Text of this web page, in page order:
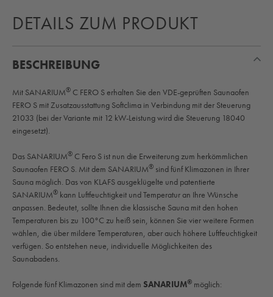
DETAILS ZUM PRODUKT
BESCHREIBUNG
Mit SANARIUM® C FERO S erhalten Sie den VDE-geprüften Saunaofen
FERO S mit Zusatzausstattung Softclima in Verbindung mit der Steuerung
21033 (bei der Variante mit 12 kW-Leistung wird die Steuerung 18040
eingesetzt).
Das SANARIUM® C Fero S ist nun die Erweiterung zum herkömmlichen
Saunaofen FERO S. Mit dem SANARIUM® sind fünf Klimazonen in Ihrer
Sauna möglich. Das von KLAFS ausgeklügelte und patentierte
SANARIUM® kann Luftfeuchtigkeit und Temperatur an Ihre Wünsche
anpassen. Bedeutet, sollte Ihnen die klassische Sauna mit den hohen
Temperaturen bis zu 100°C zu heiß sein, können Sie vier weitere Formen
wählen, die über mildere Temperaturen, aber auch höhere Luftfeuchtigkeit
verfügen. So entstehen neue, individuelle Möglichkeiten des
Saunabadens.
Folgende fünf Klimazonen sind mit dem SANARIUM® möglich: